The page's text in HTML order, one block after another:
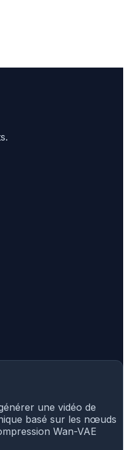
une vidéo de
basé sur les nœuds
Wan-VAE